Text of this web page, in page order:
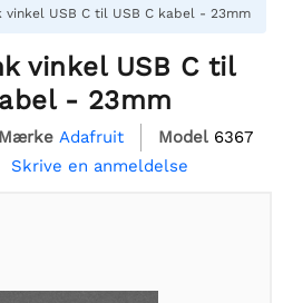
USB C til USB C kabel - 23mm
vinkel USB C til
- 23mm
Mærke Adafruit Model 6367
Skrive en anmeldelse